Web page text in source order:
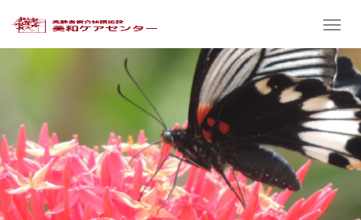
T
o
g
g
l
e
n
a
v